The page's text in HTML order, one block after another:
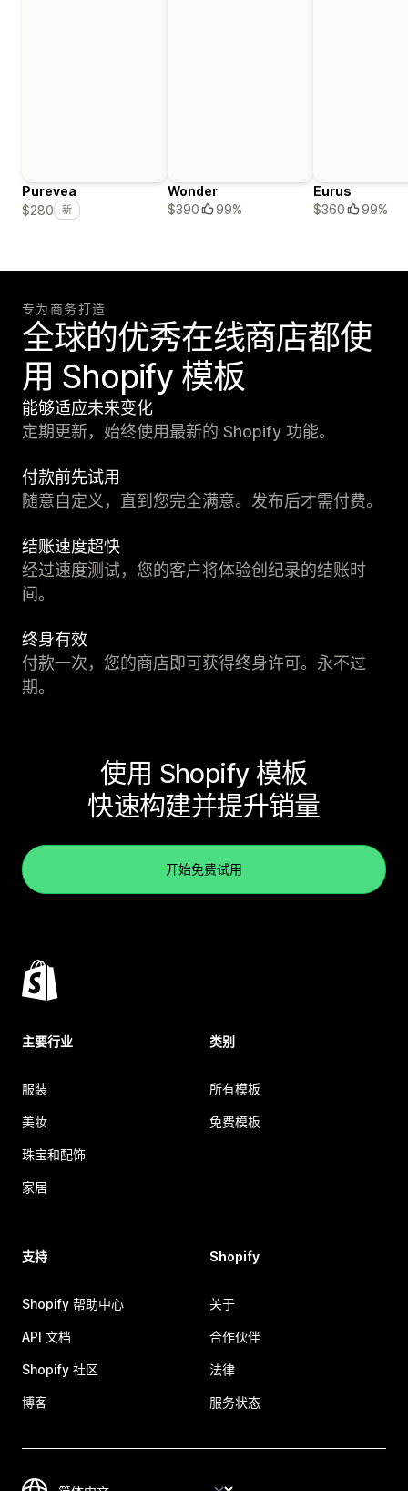
Purevea
$280
新
Wonder
$390
99%
Eurus
$360
99%
专为商务打造
全球的优秀在线商店都使
用 Shopify 模板
能够适应未来变化
定期更新，始终使用最新的 Shopify 功能。
付款前先试用
随意自定义，直到您完全满意。发布后才需付费。
结账速度超快
经过速度测试，您的客户将体验创纪录的结账时
间。
终身有效
付款一次，您的商店即可获得终身许可。永不过
期。
使用 Shopify 模板
快速构建并提升销量
开始免费试用
主要行业
服装
美妆
珠宝和配饰
家居
类别
所有模板
免费模板
支持
Shopify 帮助中心
API 文档
Shopify 社区
博客
Shopify
关于
合作伙伴
法律
服务状态